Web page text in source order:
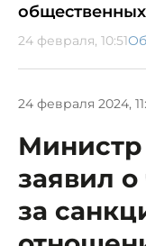
24 февраля, 10:51
24 февраля 2024,
Министр
заявил о
за